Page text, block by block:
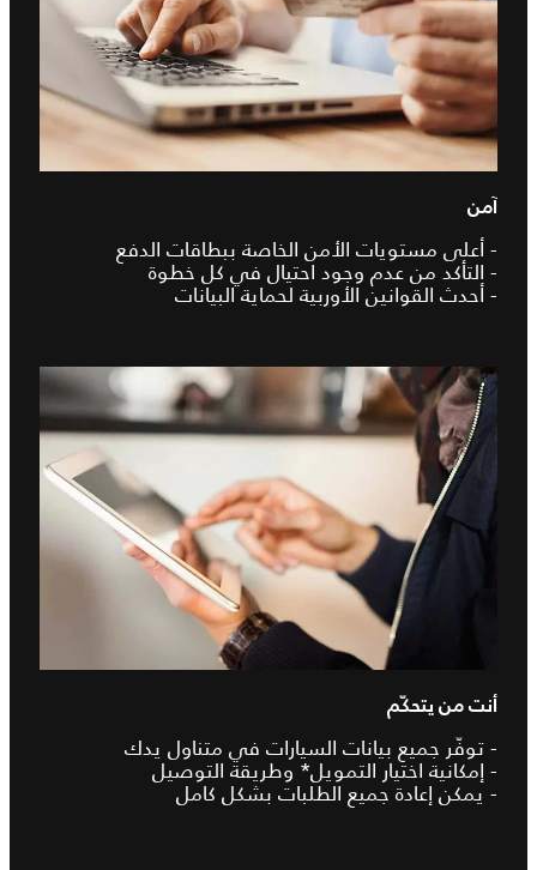
آمن
- أعلى مستويات الأمن الخاصة ببطاقات الدفع
- التأكد من عدم وجود احتيال في كل خطوة
- أحدث القوانين الأوربية لحماية البيانات
أنت من يتحكّم
- توفّر جميع بيانات السيارات في متناول يدك
- إمكانية اختيار التمويل* وطريقة التوصيل
- يمكن إعادة جميع الطلبات بشكل كامل